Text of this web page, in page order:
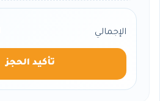
الإجمالي
تأكيد الحجز